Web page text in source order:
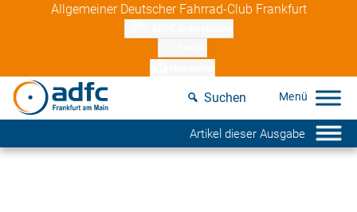
Allgemeiner Deutscher Fahrrad-Club Frankfurt
Suchen
Artikel dieser Ausgabe